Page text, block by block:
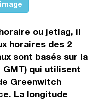
ou jetlag, il
horaires des 2
sont basés sur la
GMT) qui utilisent
Greenwitch
La longitude